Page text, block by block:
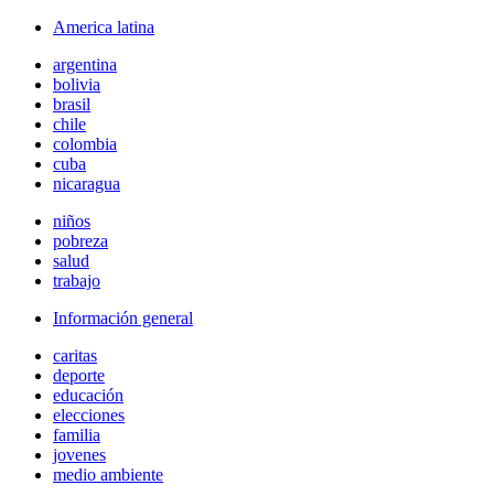
America latina
argentina
bolivia
brasil
chile
colombia
cuba
nicaragua
niños
pobreza
salud
trabajo
Información general
caritas
deporte
educación
elecciones
familia
jovenes
medio ambiente